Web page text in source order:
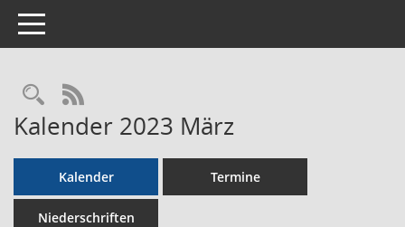
Toggle navigation
Rechercheauswahl
RSS-Feed
Kalender 2023 März
Kalender Termine
Niederschriften